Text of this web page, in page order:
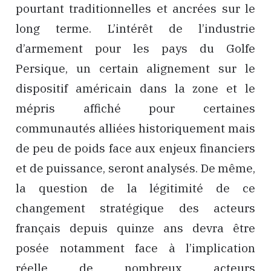
pourtant traditionnelles et ancrées sur le
long terme. L’intérêt de l’industrie
d’armement pour les pays du Golfe
Persique, un certain alignement sur le
dispositif américain dans la zone et le
mépris affiché pour certaines
communautés alliées historiquement mais
de peu de poids face aux enjeux financiers
et de puissance, seront analysés. De même,
la question de la légitimité de ce
changement stratégique des acteurs
français depuis quinze ans devra être
posée notamment face à l’implication
réelle de nombreux acteurs